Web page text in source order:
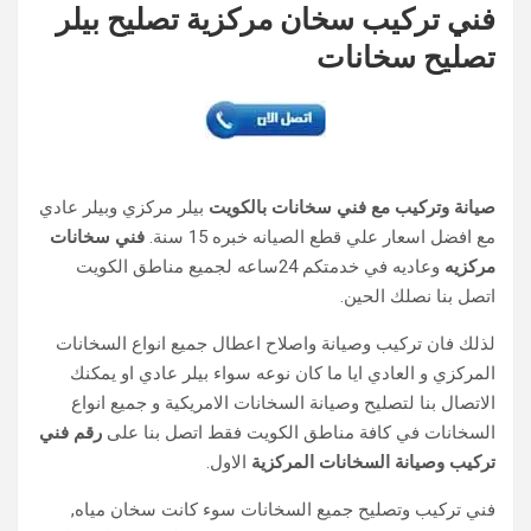
فني تركيب سخان مركزية تصليح بيلر
تصليح سخانات
صيانة وتركيب مع فني سخانات بالكويت بيلر مركزي وبيلر عادي
مع افضل اسعار علي قطع الصيانه خبره 15 سنة.
فني سخانات
مركزيه
وعاديه في خدمتكم 24ساعه لجميع مناطق الكويت
اتصل بنا نصلك الحين.
لذلك فان تركيب وصيانة واصلاح اعطال جميع انواع السخانات
المركزي و العادي ايا ما كان نوعه سواء بيلر عادي او يمكنك
الاتصال بنا لتصليح وصيانة السخانات الامريكية و جميع انواع
السخانات في كافة مناطق الكويت فقط اتصل بنا على رقم فني
تركيب وصيانة السخانات المركزية الاول.
فني تركيب وتصليح جميع السخانات سوء كانت سخان مياه,